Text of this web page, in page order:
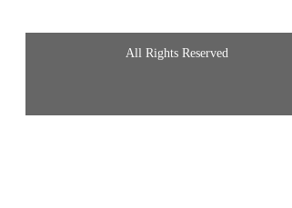
All Rights Reserved